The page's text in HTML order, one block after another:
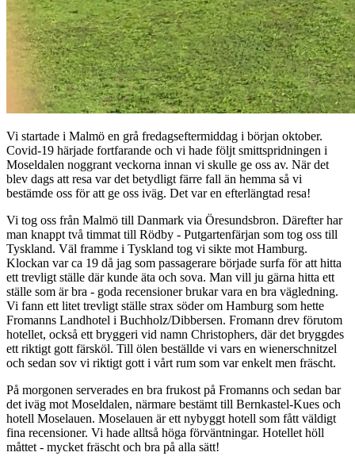
Vi startade i Malmö en grå fredagseftermiddag i början oktober.
Covid-19 härjade fortfarande och vi hade följt smittspridningen i
Moseldalen noggrant veckorna innan vi skulle ge oss av. När det
blev dags att resa var det betydligt färre fall än hemma så vi
bestämde oss för att ge oss iväg. Det var en efterlängtad resa!
Vi tog oss från Malmö till Danmark via Öresundsbron. Därefter har
man knappt två timmat till Rödby - Putgartenfärjan som tog oss till
Tyskland. Väl framme i Tyskland tog vi sikte mot Hamburg.
Klockan var ca 19 då jag som passagerare började surfa för att hitta
ett trevligt ställe där kunde äta och sova. Man vill ju gärna hitta ett
ställe som är bra - goda recensioner brukar vara en bra vägledning.
Vi fann ett litet trevligt ställe strax söder om Hamburg som hette
Fromanns Landhotel i Buchholz/Dibbersen. Fromann drev förutom
hotellet, också ett bryggeri vid namn Christophers, där det bryggdes
ett riktigt gott färsköl. Till ölen beställde vi vars en wienerschnitzel
och sedan sov vi riktigt gott i vårt rum som var enkelt men fräscht.
På morgonen serverades en bra frukost på Fromanns och sedan bar
det iväg mot Moseldalen, närmare bestämt till Bernkastel-Kues och
hotell Moselauen. Moselauen är ett nybyggt hotell som fått väldigt
fina recensioner. Vi hade alltså höga förväntningar. Hotellet höll
måttet - mycket fräscht och bra på alla sätt!